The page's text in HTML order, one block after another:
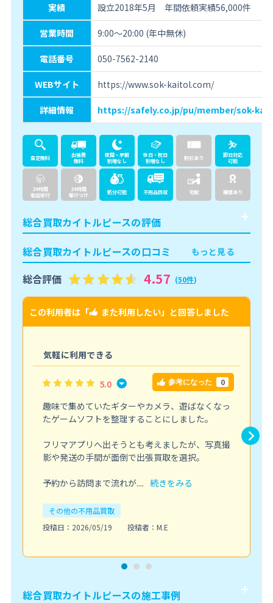
実績 設立2018年5月 年間依頼実績56,000件
営業時間 9:00～20:00 (年中無休)
電話番号 050-7562-2140
WEBサイト https://www.sok-kaitol.com/
詳細情報 https://safely.co.jp/pu/member/sok-
査定無料
出張費
無料
夜間・早朝
割増なし
休日・祝日
割増なし
割引あり
即日対応
可能
24時間
電話受付
24時間
駆けつけ
処分可能 不用品回収 宅配 補償あり
総合買取カイトルピースの評価
総合買取カイトルピースの口コミ
もっと見る
総合評価 4.57 (50件)
この利用者は「 また利用したい」と回答しました
気軽に利用できる
5.0 参考になった 0
趣味で集めていたギターやカメラ、遊ばなくなっ
たゲームソフトを整理することにしました。
フリマアプリへ出そうとも考えましたが、写真撮
影や発送の手間が面倒で出張買取を選択。
予約から訪問まで流れが.... 続きをみる
その他の不用品買取
投稿日：2026/05/19
投稿者：M.E
総合買取カイトルピースの施工事例